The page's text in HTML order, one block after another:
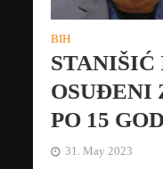
BIH
OSUĐENI
PO 15
31. May 2023